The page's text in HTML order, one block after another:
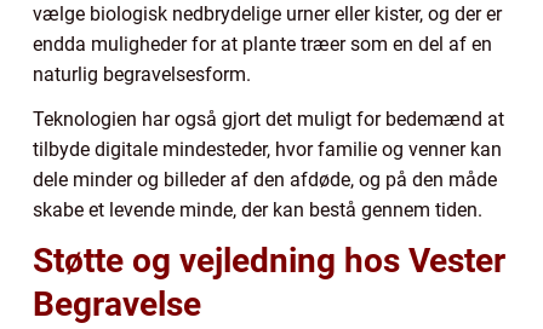
vælge biologisk nedbrydelige urner eller kister, og der er
endda muligheder for at plante træer som en del af en
naturlig begravelsesform.
Teknologien har også gjort det muligt for bedemænd at
tilbyde digitale mindesteder, hvor familie og venner kan
dele minder og billeder af den afdøde, og på den måde
skabe et levende minde, der kan bestå gennem tiden.
Støtte og vejledning hos Vester
Begravelse